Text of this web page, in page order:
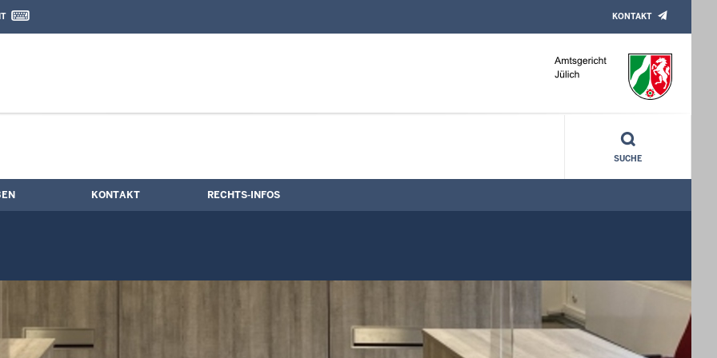
Kontaktformular
KONTAKT
SUCHE
KONTAKT RECHTS-INFOS